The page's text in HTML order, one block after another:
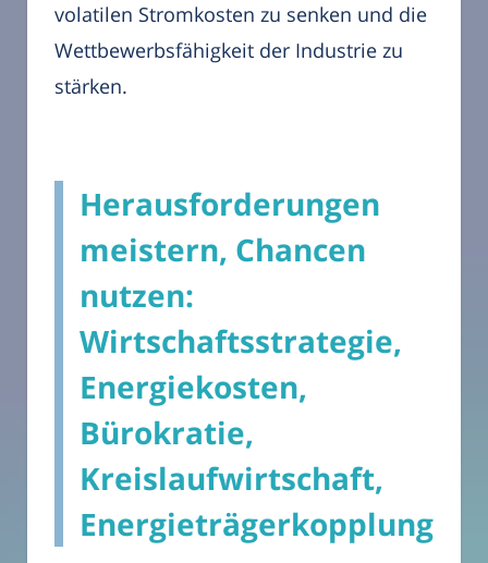
volatilen Stromkosten zu senken und die
Wettbewerbsfähigkeit der Industrie zu
stärken.
Herausforderungen
meistern, Chancen
nutzen:
Wirtschaftsstrategie,
Energiekosten,
Bürokratie,
Kreislaufwirtschaft,
Energieträgerkopplung